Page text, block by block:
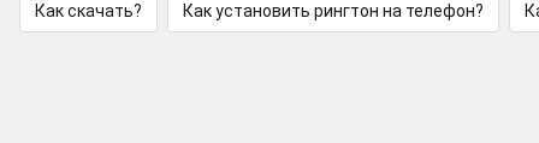
Как скачать? Как установить рингтон на телефон?